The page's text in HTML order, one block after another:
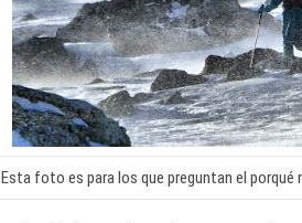
Esta foto es para los que preguntan el porqué